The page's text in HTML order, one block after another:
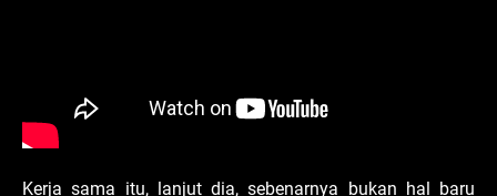
Kerja sama itu, lanjut dia, sebenarnya bukan hal baru